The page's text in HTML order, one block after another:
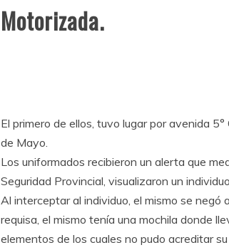
Motorizada.
El primero de ellos, tuvo lugar por avenida
de Mayo.
Los uniformados recibieron un alerta que
Seguridad Provincial, visualizaron un
Al interceptar al individuo, el mismo se negó
requisa, el mismo tenía una mochila donde
elementos de los cuales no pudo acreditar